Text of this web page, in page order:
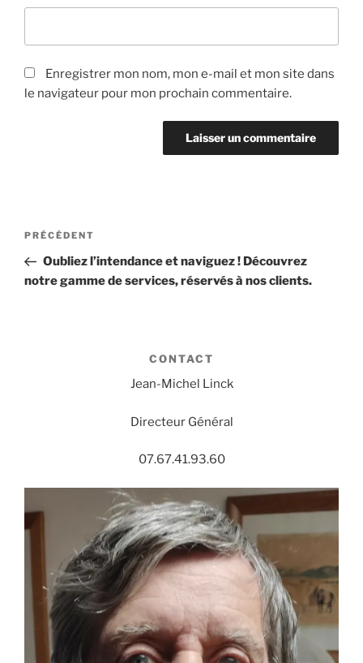
Enregistrer mon nom, mon e-mail et mon site dans
le navigateur pour mon prochain commentaire.
Navigation
l’article
Article
précédent
PRÉCÉDENT
Oubliez l’intendance et naviguez ! Découvrez
notre gamme de services, réservés à nos clients.
CONTACT
Jean-Michel Linck
Directeur Général
07.67.41.93.60